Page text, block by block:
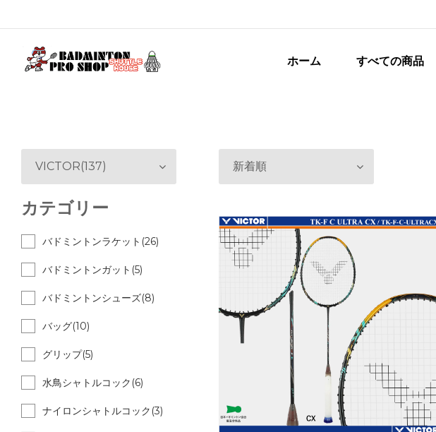
ホーム すべての商品
新着順
VICTOR(137)
カテゴリー
バドミントンラケット(26)
バドミントンガット(5)
バドミントンシューズ(8)
バッグ(10)
グリップ(5)
水鳥シャトルコック(6)
ナイロンシャトルコック(3)